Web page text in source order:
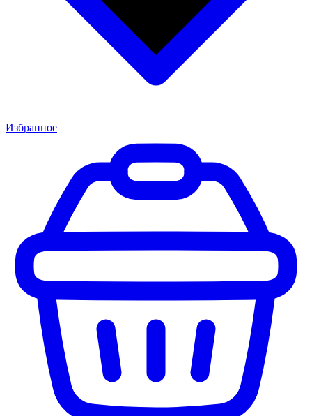
Избранное